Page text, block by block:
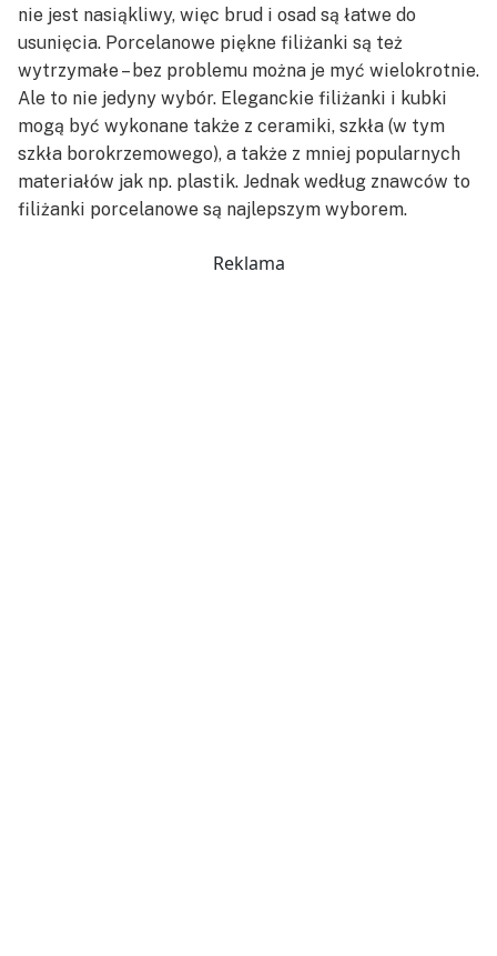
nie jest nasiąkliwy, więc brud i osad są łatwe do
usunięcia. Porcelanowe piękne filiżanki są też
wytrzymałe – bez problemu można je myć wielokrotnie.
Ale to nie jedyny wybór. Eleganckie filiżanki i kubki
mogą być wykonane także z ceramiki, szkła (w tym
szkła borokrzemowego), a także z mniej popularnych
materiałów jak np. plastik. Jednak według znawców to
filiżanki porcelanowe są najlepszym wyborem.
Reklama